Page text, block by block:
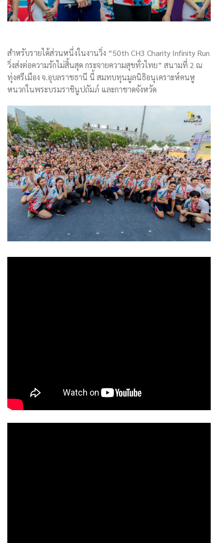
สำหรับรายได้ส่วนหนึ่งในงานวิ่ง “50th CH3 Charity Infinity Run
วิ่งส่งต่อความรักไม่สิ้นสุด กระจายความสุขทั่วไทย” สนามที่ 2 ณ
ทุ่งศรีเมือง จ.อุบลราชธานี นี้ สมทบทุนมูลนิธิอนุเคราะห์คนหู
หนวกในพระบรมราชินูปถัมภ์ และกาชาดจังหวัด